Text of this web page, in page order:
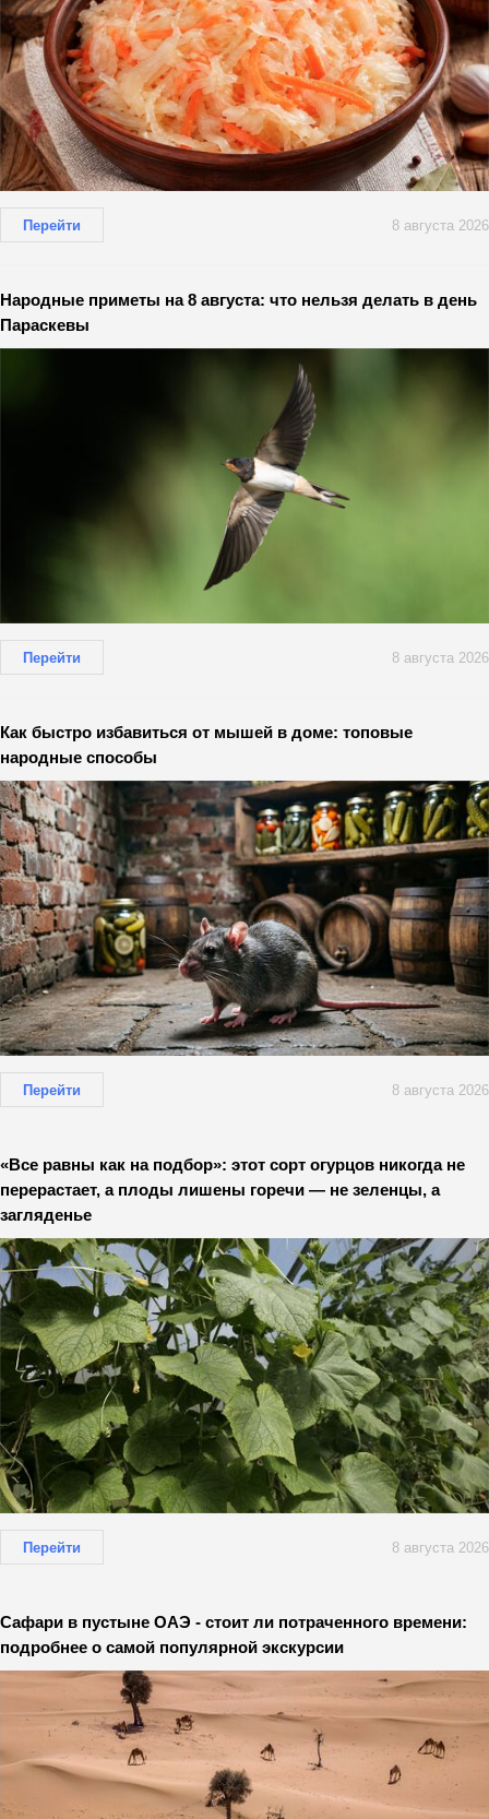
Перейти 8 августа 2026
Народные приметы на 8 августа: что нельзя делать в день
Параскевы
Перейти 8 августа 2026
Как быстро избавиться от мышей в доме: топовые
народные способы
Перейти 8 августа 2026
«Все равны как на подбор»: этот сорт огурцов никогда не
перерастает, а плоды лишены горечи — не зеленцы, а
загляденье
Перейти 8 августа 2026
Сафари в пустыне ОАЭ - стоит ли потраченного времени:
подробнее о самой популярной экскурсии